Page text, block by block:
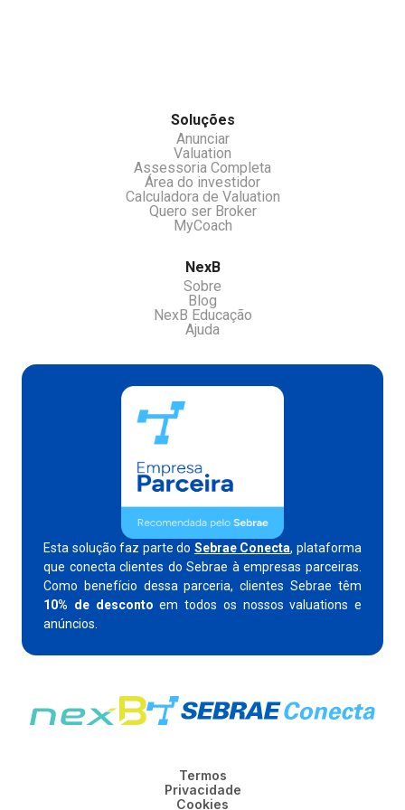
Soluções
Anunciar
Valuation
Assessoria Completa
Área do investidor
Calculadora de Valuation
Quero ser Broker
MyCoach
NexB
Sobre
Blog
NexB Educação
Ajuda
Esta solução faz parte do Sebrae Conecta, plataforma
que conecta clientes do Sebrae à empresas parceiras.
Como benefício dessa parceria, clientes Sebrae têm
10% de desconto em todos os nossos valuations e
anúncios.
Termos
Privacidade
Cookies